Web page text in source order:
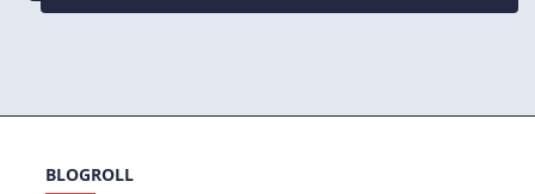
Squeeze
BLOGROLL